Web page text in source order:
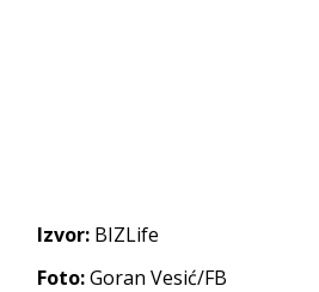
Izvor: BIZLife
Foto:Goran Vesić/FB